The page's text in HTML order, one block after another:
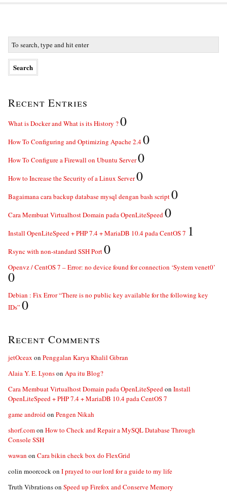
Recent Entries
What is Docker and What is its History ?0
How To Configuring and Optimizing Apache 2.40
How To Configure a Firewall on Ubuntu Server0
How to Increase the Security of a Linux Server0
Bagaimana cara backup database mysql dengan bash script0
Cara Membuat Virtualhost Domain pada OpenLiteSpeed0
Install OpenLiteSpeed + PHP 7.4 + MariaDB 10.4 pada CentOS 7 1
Rsync with non-standard SSH Port0
Openvz / CentOS 7 – Error: no device found for connection ‘System venet0’
0
Debian : Fix Error “There is no public key available for the following key
IDs” 0
Recent Comments
jetOceax on Penggalan Karya Khalil Gibran
Alaia Y. E. Lyonson Apa itu Blog?
Cara Membuat Virtualhost Domain pada OpenLiteSpeedon Install
OpenLiteSpeed + PHP 7.4 + MariaDB 10.4 pada CentOS 7
game androidon Pengen Nikah
shorf.comon How to Check and Repair a MySQL Database Through
Console SSH
wawan on Cara bikin check box do FlexGrid
colin moorcockon I prayed to our lord for a guide to my life
Truth Vibrationson Speed up Firefox and Conserve Memory